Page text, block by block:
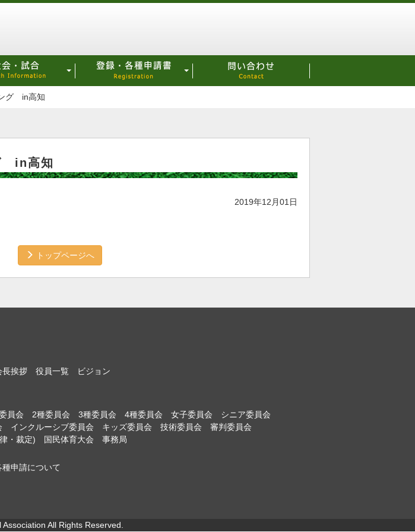
グ in高知
in高知
2019年12月01日
トップページへ
長挨拶 役員一覧
ビジョン
員会 2種委員会 3種委員会 4種委員会 女子委員会
シニア委員会
インクルーシブ委員会 キッズ委員会 技術委員会
審判委員会
・裁定)
国民体育大会
事務局
種申請について
All Rights Reserved.